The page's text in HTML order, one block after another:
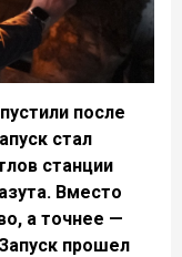
после
стал
станции
Вместо
а точнее —
прошел